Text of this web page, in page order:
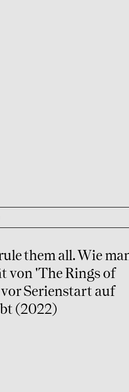
them all. Wie
von 'The Rings of
Seri­en­start auf
(2022)